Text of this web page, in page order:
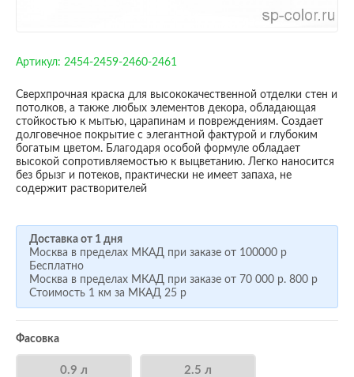
Артикул: 2454-2459-2460-2461
Сверхпрочная краска для высококачественной отделки стен и
потолков, а также любых элементов декора, обладающая
стойкостью к мытью, царапинам и повреждениям. Создает
долговечное покрытие с элегантной фактурой и глубоким
богатым цветом. Благодаря особой формуле обладает
высокой сопротивляемостью к выцветанию. Легко наносится
без брызг и потеков, практически не имеет запаха, не
содержит растворителей
Доставка от 1 дня
Москва в пределах МКАД при заказе от 100000 р
Бесплатно
Москва в пределах МКАД при заказе от 70 000 р. 800 р
Стоимость 1 км за МКАД 25 р
Фасовка
0.9 л 2.5 л